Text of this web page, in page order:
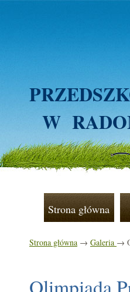
W
Strona główna
Strona główna → Galeria →
Olimpiada